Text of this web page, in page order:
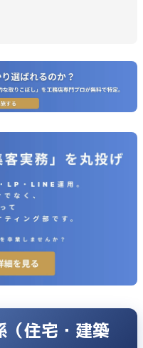
（住宅・建築